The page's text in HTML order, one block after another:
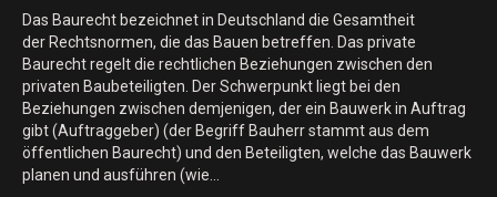
Das Baurecht bezeichnet in Deutschland die Gesamtheit
der Rechtsnormen, die das Bauen betreffen. Das private
Baurecht regelt die rechtlichen Beziehungen zwischen den
privaten Baubeteiligten. Der Schwerpunkt liegt bei den
Beziehungen zwischen demjenigen, der ein Bauwerk in Auftrag
gibt (Auftraggeber) (der Begriff Bauherr stammt aus dem
öffentlichen Baurecht) und den Beteiligten, welche das Bauwerk
planen und ausführen (wie…